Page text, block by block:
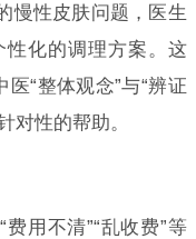
慢性皮肤问题，医生
化的调理方案。这
“整体观念”与“辨证
对性的帮助。
用不清”“乱收费”等